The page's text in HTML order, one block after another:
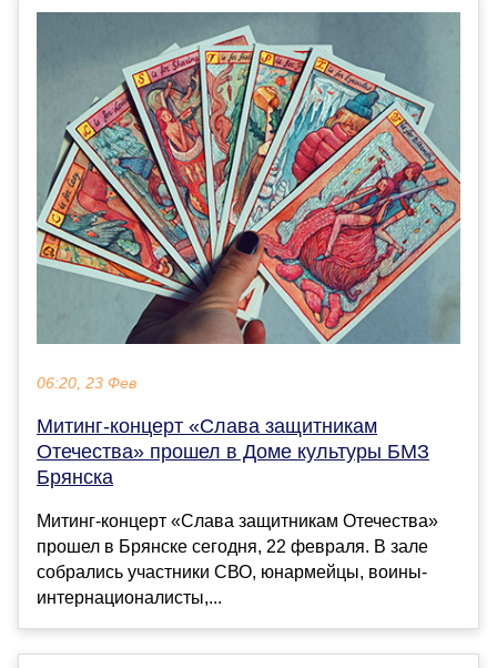
06:20, 23 Фев
Митинг-концерт «Слава защитникам
Отечества» прошел в Доме культуры БМЗ
Брянска
Митинг-концерт «Слава защитникам Отечества»
прошел в Брянске сегодня, 22 февраля. В зале
собрались участники СВО, юнармейцы, воины-
интернационалисты,...